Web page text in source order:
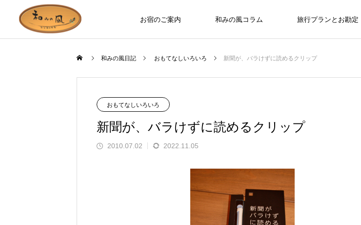
お宿のご案内 和みの風コラム 旅行プランとお勘定
お野菜、乳製品、お肉…十勝
をご紹介
誰もが知っているのに見た人は少ない動物、
広大な自然？ セグウ
勝千年の森の見どころ
も園 ぽっけ」って何？
和みの風日記 おもてなしいろいろ 新聞が、バラけずに読めるクリップ
おもてなしいろいろ
新聞が、バラけずに読めるクリップ
2010.07.02 2022.11.05